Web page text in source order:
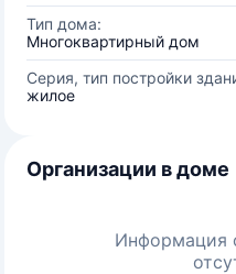
Тип дома:
Многоквартирный дом
Серия, тип постройки
жилое
Организации в доме
Информация